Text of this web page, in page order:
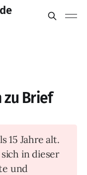
zu Brief
15 Jahre alt.
in dieser
und